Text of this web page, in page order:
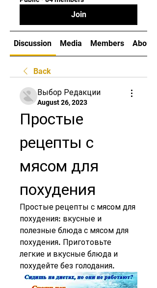
Join
Discussion Media Members About
Back
Выбор Редакции
August 26, 2023
Простые
рецепты с
мясом для
похудения
Простые рецепты с мясом для
похудения: вкусные и
полезные блюда с мясом для
похудения. Приготовьте
легкие и вкусные блюда и
похудейте без голодания.